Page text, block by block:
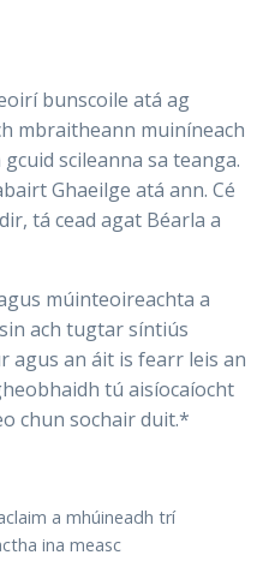
bunscoile atá ag
mbraitheann muiníneach
scileanna sa teanga.
Ghaeilge atá ann. Cé
tá cead agat Béarla a
múinteoireachta a
ach tugtar síntiús
agus an áit is fearr leis an
tú aisíocaíocht
chun sochair duit.*
a mhúineadh trí
ina measc